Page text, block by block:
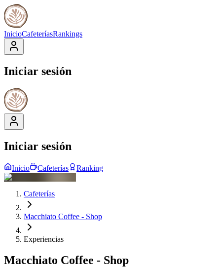
InicioCafeteríasRankings
Iniciar sesión
Iniciar sesión
Inicio Cafeterías Ranking
Cafeterías
Macchiato Coffee - Shop
Experiencias
Macchiato Coffee - Shop